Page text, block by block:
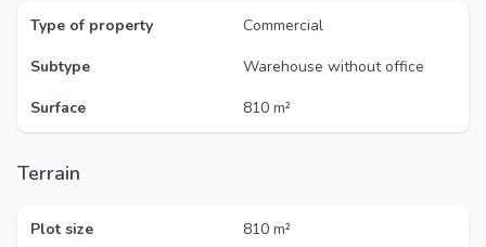
Type of property
Commercial
Subtype
Warehouse without office
Surface
810 m²
Terrain
Plot size 810 m²